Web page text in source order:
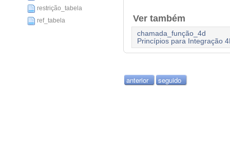
restrição_tabela
ref_tabela
Ver também
chamada_função_4d
Princípios para Integração
anterior seguido